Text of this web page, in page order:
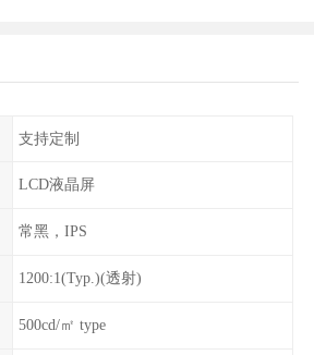
支持定制
LCD液晶屏
常黑，IPS
1200:1(Typ.)(透射)
500cd/㎡ type